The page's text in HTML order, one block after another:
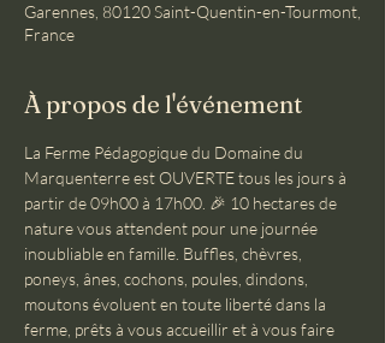
Garennes, 80120 Saint-Quentin-en-Tourmont,
France
À propos de l'événement
La Ferme Pédagogique du Domaine du
Marquenterre est OUVERTE tous les jours à
partir de 09h00 à 17h00. 🎉 10 hectares de
nature vous attendent pour une journée
inoubliable en famille. Buffles, chèvres,
poneys, ânes, cochons, poules, dindons,
moutons évoluent en toute liberté dans la
ferme, prêts à vous accueillir et à vous faire